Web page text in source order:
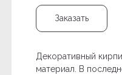
Заказать
Декоративный
материал. В